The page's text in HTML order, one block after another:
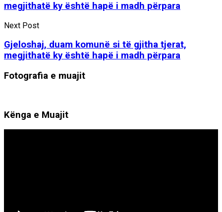
megjithatë ky është hapë i madh përpara
Next Post
Gjeloshaj, duam komunë si të gjitha tjerat,
megjithatë ky është hapë i madh përpara
Fotografia e muajit
Kënga e Muajit